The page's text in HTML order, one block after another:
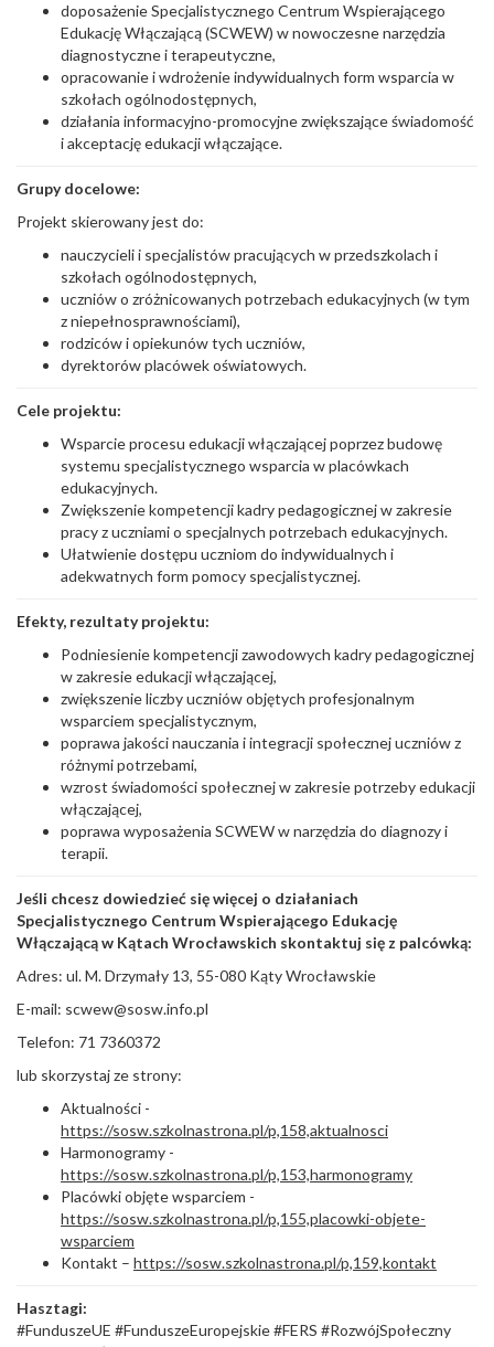
doposażenie Specjalistycznego Centrum Wspierającego
Edukację Włączającą (SCWEW) w nowoczesne narzędzia
diagnostyczne i terapeutyczne,
opracowanie i wdrożenie indywidualnych form wsparcia w
szkołach ogólnodostępnych,
działania informacyjno-promocyjne zwiększające świadomość
i akceptację edukacji włączające.
Grupy docelowe:
Projekt skierowany jest do:
nauczycieli i specjalistów pracujących w przedszkolach i
szkołach ogólnodostępnych,
uczniów o zróżnicowanych potrzebach edukacyjnych (w tym
z niepełnosprawnościami),
rodziców i opiekunów tych uczniów,
dyrektorów placówek oświatowych.
Cele projektu:
Wsparcie procesu edukacji włączającej poprzez budowę
systemu specjalistycznego wsparcia w placówkach
edukacyjnych.
Zwiększenie kompetencji kadry pedagogicznej w zakresie
pracy z uczniami o specjalnych potrzebach edukacyjnych.
Ułatwienie dostępu uczniom do indywidualnych i
adekwatnych form pomocy specjalistycznej.
Efekty, rezultaty projektu:
Podniesienie kompetencji zawodowych kadry pedagogicznej
w zakresie edukacji włączającej,
zwiększenie liczby uczniów objętych profesjonalnym
wsparciem specjalistycznym,
poprawa jakości nauczania i integracji społecznej uczniów z
różnymi potrzebami,
wzrost świadomości społecznej w zakresie potrzeby edukacji
włączającej,
poprawa wyposażenia SCWEW w narzędzia do diagnozy i
terapii.
Jeśli chcesz dowiedzieć się więcej o działaniach
Specjalistycznego Centrum Wspierającego Edukację
Włączającą w Kątach Wrocławskich skontaktuj się z palcówką:
Adres: ul. M. Drzymały 13, 55-080 Kąty Wrocławskie
E-mail: scwew@sosw.info.pl
Telefon: 71 7360372
lub skorzystaj ze strony:
Aktualności -
https://sosw.szkolnastrona.pl/p,158,aktualnosci
Harmonogramy -
https://sosw.szkolnastrona.pl/p,153,harmonogramy
Placówki objęte wsparciem -
https://sosw.szkolnastrona.pl/p,155,placowki-objete-
wsparciem
Kontakt – https://sosw.szkolnastrona.pl/p,159,kontakt
Hasztagi:
#FunduszeUE #FunduszeEuropejskie #FERS #RozwójSpołeczny